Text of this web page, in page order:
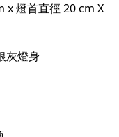
x 燈首直徑 20 cm X
灰燈身